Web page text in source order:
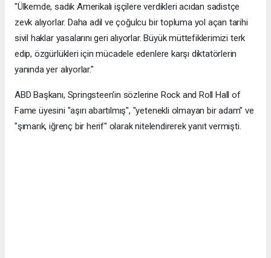
"Ülkemde, sadık Amerikalı işçilere verdikleri acıdan sadistçe
zevk alıyorlar. Daha adil ve çoğulcu bir topluma yol açan tarihi
sivil haklar yasalarını geri alıyorlar. Büyük müttefiklerimizi terk
edip, özgürlükleri için mücadele edenlere karşı diktatörlerin
yanında yer alıyorlar."
ABD Başkanı, Springsteen'in sözlerine Rock and Roll Hall of
Fame üyesini "aşırı abartılmış", "yetenekli olmayan bir adam" ve
"şımarık, iğrenç bir herif" olarak nitelendirerek yanıt vermişti.